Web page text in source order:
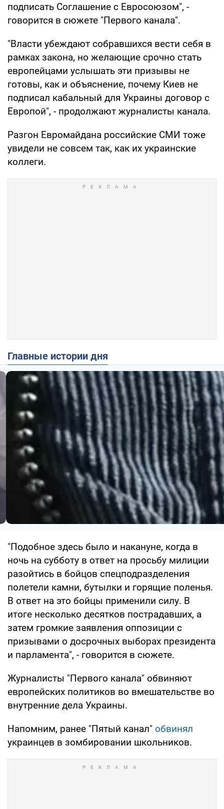
подписать Соглашение с Евросоюзом", -
говорится в сюжете "Первого канала".
"Власти убеждают собравшихся вести себя в
рамках закона, но желающие срочно стать
европейцами услышать эти призывы не
готовы, как и объяснение, почему Киев не
подписал кабальный для Украины договор с
Европой", - продолжают журналисты канала.
Разгон Евромайдана российские СМИ тоже
увидели не совсем так, как их украинские
коллеги.
Главные истории дня
"Подобное здесь было и накануне, когда в
ночь на субботу в ответ на просьбу милиции
разойтись в бойцов спецподразделения
полетели камни, бутылки и горящие поленья.
В ответ на это бойцы применили силу. В
итоге несколько десятков пострадавших, а
затем громкие заявления оппозиции с
призывами о досрочных выборах президента
и парламента", - говорится в сюжете.
Журналисты "Первого канала" обвиняют
европейских политиков во вмешательстве во
внутренние дела Украины.
Напомним, ранее "Пятый канал" обвинял
украинцев в зомбировании школьников.